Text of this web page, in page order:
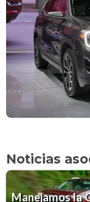
Noticias
Manejamos la